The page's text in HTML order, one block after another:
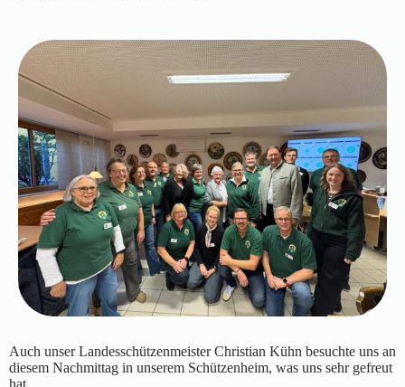
Auch unser Landesschützenmeister Christian Kühn besuchte uns an
diesem Nachmittag in unserem Schützenheim, was uns sehr gefreut
hat.